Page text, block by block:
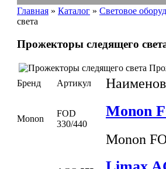
Главная » Каталог » Световое
света
Прожекторы следящего
Бренд
Артикул
Monon
FOD
330/440
Monon
Monon